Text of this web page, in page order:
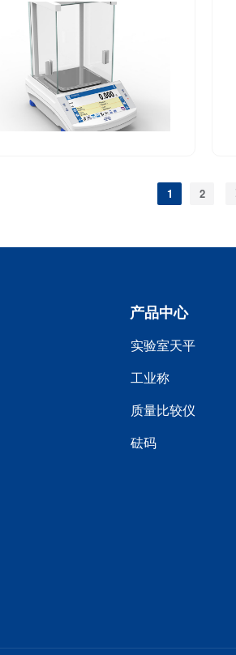
1 2
产品中心
实验室天平
工业称
质量比较仪
砝码